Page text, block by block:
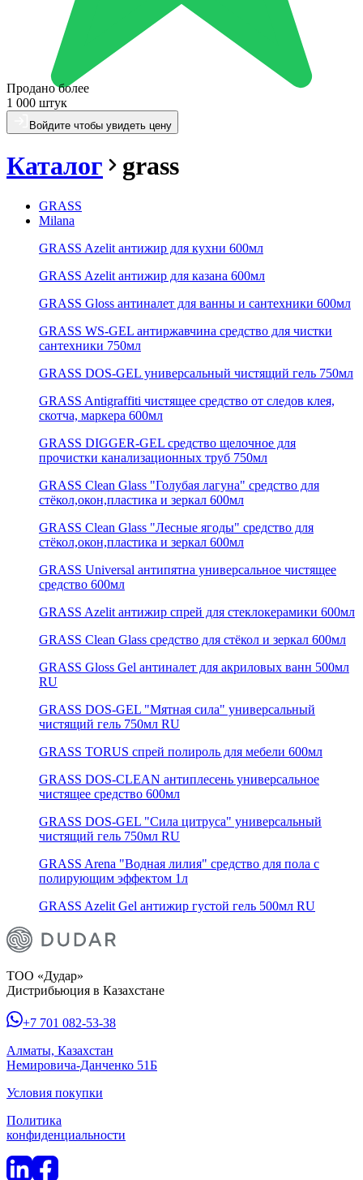
Продано более
1 000 штук
Войдите чтобы увидеть цену
Каталог grass
GRASS
Milana
GRASS Azelit антижир для кухни 600мл
GRASS Azelit антижир для казана 600мл
GRASS Gloss антиналет для ванны и сантехники 600мл
GRASS WS-GEL антиржавчина средство для чистки
сантехники 750мл
GRASS DOS-GEL универсальный чистящий гель 750мл
GRASS Antigraffiti чистящее средство от следов клея,
скотча, маркера 600мл
GRASS DIGGER-GEL средство щелочное для
прочистки канализационных труб 750мл
GRASS Clean Glass "Голубая лагуна" средство для
стёкол,окон,пластика и зеркал 600мл
GRASS Clean Glass "Лесные ягоды" средство для
стёкол,окон,пластика и зеркал 600мл
GRASS Universal антипятна универсальное чистящее
средство 600мл
GRASS Azelit антижир спрей для стеклокерамики 600мл
GRASS Clean Glass средство для стёкол и зеркал 600мл
GRASS Gloss Gel антиналет для акриловых ванн 500мл
RU
GRASS DOS-GEL "Мятная сила" универсальный
чистящий гель 750мл RU
GRASS TORUS спрей полироль для мебели 600мл
GRASS DOS-CLEAN антиплесень универсальное
чистящее средство 600мл
GRASS DOS-GEL "Сила цитруса" универсальный
чистящий гель 750мл RU
GRASS Arena "Водная лилия" средство для пола с
полирующим эффектом 1л
GRASS Azelit Gel антижир густой гель 500мл RU
ТОО «Дудар»
Дистрибьюция в Казахстане
+7 701 082-53-38
Алматы, Казахстан
Немировича-Данченко 51Б
Условия покупки
Политика
конфиденциальности